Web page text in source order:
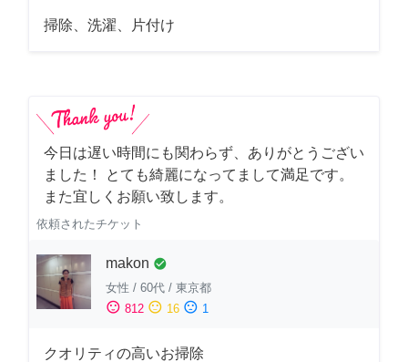
掃除、洗濯、片付け
今日は遅い時間にも関わらず、ありがとうござい
ました！ とても綺麗になってまして満足です。
また宜しくお願い致します。
依頼されたチケット
makon check_circle
女性 / 60代 / 東京都
sentiment_satisfied 812 sentiment_neutral 16 sentiment_dissatisfied 1
クオリティの高いお掃除